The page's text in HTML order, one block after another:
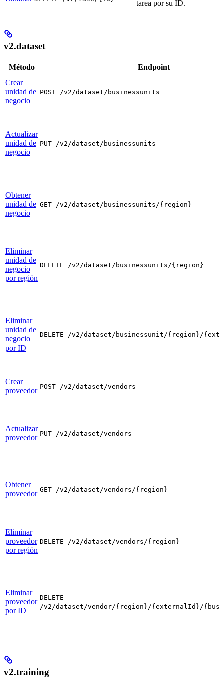
tarea por su ID.
v2.dataset
Método
Endpoint
Crear
unidad de
negocio
POST /v2/dataset/businessunits
Actualizar
unidad de
negocio
PUT /v2/dataset/businessunits
Obtener
unidad de
negocio
GET /v2/dataset/businessunits/{region}
Eliminar
unidad de
negocio
por región
DELETE /v2/dataset/businessunits/{region}
Eliminar
unidad de
negocio
por ID
DELETE /v2/dataset/businessunit/{region}/
Crear
proveedor POST /v2/dataset/vendors
Actualizar
proveedor PUT /v2/dataset/vendors
Obtener
proveedor GET /v2/dataset/vendors/{region}
Eliminar
proveedor
por región
DELETE /v2/dataset/vendors/{region}
Eliminar
proveedor
por ID
DELETE
/v2/dataset/vendor/{region}/{externalId}/
v2.training